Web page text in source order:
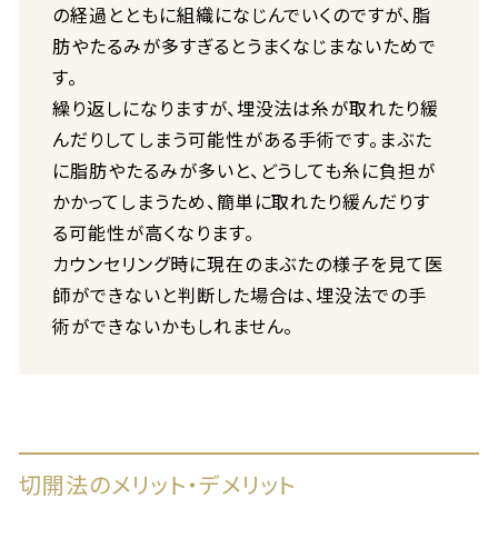
の経過とともに組織になじんでいくのですが、脂
肪やたるみが多すぎるとうまくなじまないためで
す。
繰り返しになりますが、埋没法は糸が取れたり緩
んだりしてしまう可能性がある手術です。まぶた
に脂肪やたるみが多いと、どうしても糸に負担が
かかってしまうため、簡単に取れたり緩んだりす
る可能性が高くなります。
カウンセリング時に現在のまぶたの様子を見て医
師ができないと判断した場合は、埋没法での手
術ができないかもしれません。
切開法のメリット・デメリット